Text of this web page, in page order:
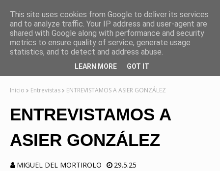
Inicio Entrevistas ENTREVISTAMOS A ASIER GONZÁLEZ
ENTREVISTAMOS A
ASIER GONZÁLEZ
MIGUEL DEL MORTIROLO 29.5.25
This site uses cookies from Google to deliver its services
and to analyze traffic. Your IP address and user-agent are
shared with Google along with performance and security
metrics to ensure quality of service, generate usage
statistics, and to detect and address abuse.
LEARN MORE GOT IT